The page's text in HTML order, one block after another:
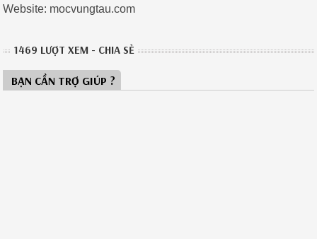
Website: mocvungtau.com
1469 LƯỢT XEM - CHIA SẺ
BẠN CẦN TRỢ GIÚP ?